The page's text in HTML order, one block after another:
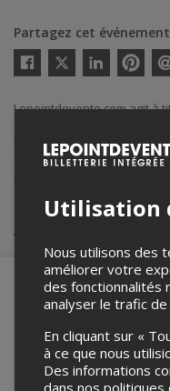
Partagez cet événement
Twitter
Lepointdevente.com agit à
Pour plus d’information à
contacter l’organisateur de
Achat de billets
Merci de
Utilisation
Nous utilisons des
améliorer votre
des fonctionnalités
analyser le trafic
En cliquant sur «
à ce que nous
Des informations
dans nos politiques